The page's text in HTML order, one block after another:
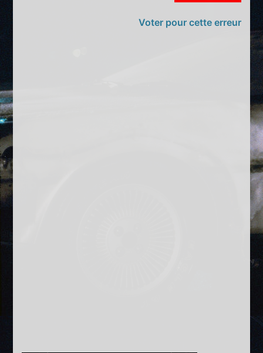
Voter pour cette erreur